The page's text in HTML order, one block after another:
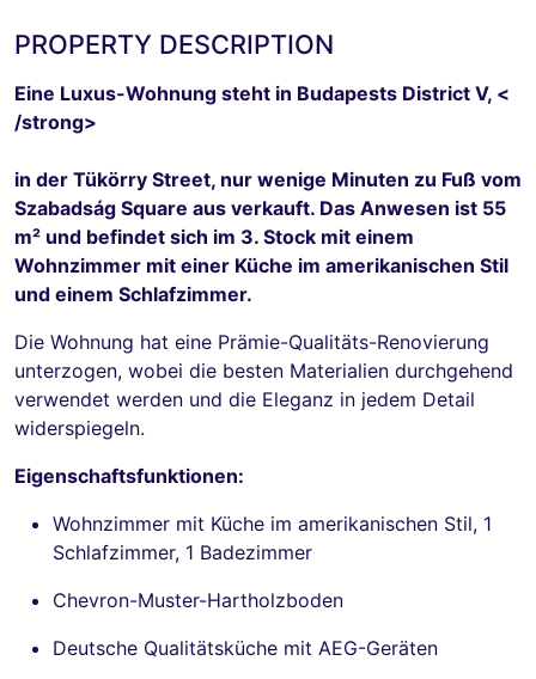
PROPERTY DESCRIPTION
Eine Luxus-Wohnung steht in Budapests District V, <
/strong>
in der Tükörry Street, nur wenige Minuten zu Fuß vom
Szabadság Square aus verkauft. Das Anwesen ist 55
m² und befindet sich im 3. Stock mit einem
Wohnzimmer mit einer Küche im amerikanischen Stil
und einem Schlafzimmer.
Die Wohnung hat eine Prämie-Qualitäts-Renovierung
unterzogen, wobei die besten Materialien durchgehend
verwendet werden und die Eleganz in jedem Detail
widerspiegeln.
Eigenschaftsfunktionen:
Wohnzimmer mit Küche im amerikanischen Stil, 1
Schlafzimmer, 1 Badezimmer
Chevron-Muster-Hartholzboden
Deutsche Qualitätsküche mit AEG-Geräten